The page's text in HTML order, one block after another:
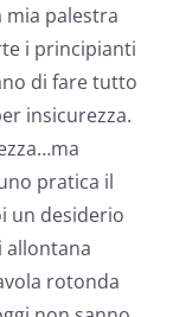
mia palestra
i principianti
di fare tutto
insicurezza.
pratica il
un desiderio
allontana
rotonda